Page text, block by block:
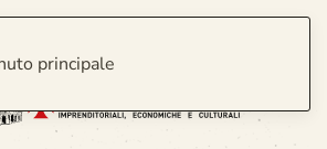
principale